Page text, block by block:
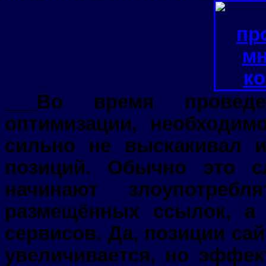
___Во время
оптимизации,
сильно не выскакивал
позиций. Обычно это
начинают
размещённых ссылок,
сервисов. Да, позиции
увеличивается, но